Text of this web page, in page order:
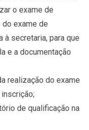
o exame de
do exame de
à secretaria, para que
e a documentação
realização do exame
de qualificação na